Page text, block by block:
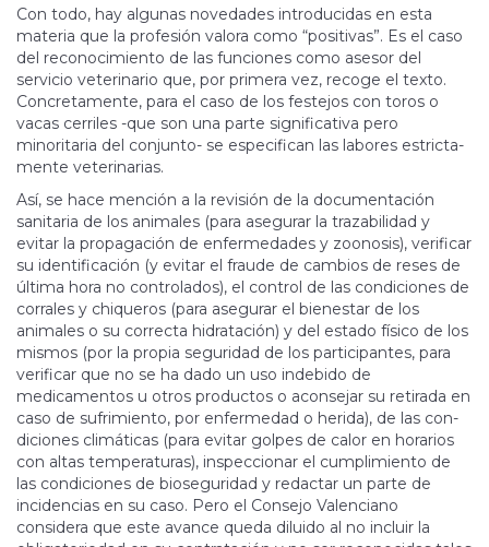
Con todo, hay algunas novedades introducidas en esta
materia que la profesión valora como “positivas”. Es el caso
del re­conocimiento de las funciones como asesor del
servicio veterinario que, por primera vez, recoge el texto.
Concretamente, para el caso de los festejos con toros o
vacas cerriles -que son una parte significativa pero
minoritaria del conjunto- se especifican las la­bores es­tri­c­ta­
men­te ve­terinarias.
Así, se hace mención a la revisión de la documentación
sanitaria de los animales (para ase­­­gurar la tra­­za­bi­lidad y
evitar la propagación de enfermedades y zoonosis), verificar
su identificación (y evitar el fraude de cambios de reses de
última ho­ra no controlados), el control de las condiciones de
corrales y chiqueros (para asegurar el bienestar de los
animales o su correcta hidratación) y del estado físico de los
mismos (por la propia seguridad de los participantes, para
verificar que no se ha da­do un uso in­debido de
medicamentos u otros productos o aconsejar su retirada en
caso de sufrimiento, por enfermedad o herida), de las con­
diciones climáticas (para evitar golpes de calor en horarios
con altas temperaturas), inspeccionar el cumplimiento de
las con­­di­cio­nes de bioseguridad y redactar un parte de
incidencias en su caso. Pero el Consejo Valenciano
considera que este avance queda diluido al no incluir la